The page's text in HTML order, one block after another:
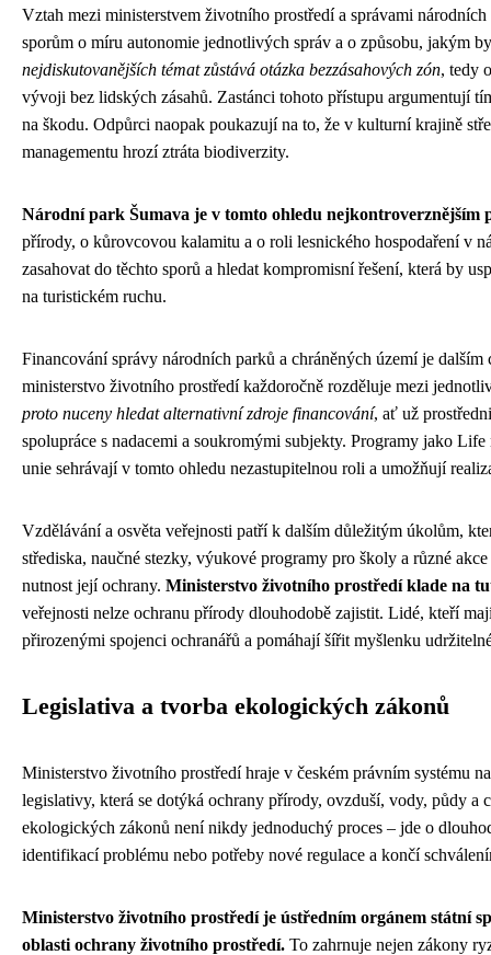
Vztah mezi ministerstvem životního prostředí a správami
sporům o míru autonomie jednotlivých správ a o způsobu, jakým
nejdiskutovanějších témat zůstává otázka bezzásahových zón, tedy
vývoji bez lidských zásahů. Zastánci tohoto přístupu argumentují
na škodu. Odpůrci naopak poukazují na to, že v kulturní krajině
managementu hrozí ztráta biodiverzity.
Národní park Šumava je v tomto ohledu nejkontroverznějším
přírody, o kůrovcovou kalamitu a o roli lesnického hospodaření v
zasahovat do těchto sporů a hledat kompromisní řešení, která by
na turistickém ruchu.
Financování správy národních parků a chráněných území je
ministerstvo životního prostředí každoročně rozděluje mezi
proto nuceny hledat alternativní zdroje financování, ať už
spolupráce s nadacemi a soukromými subjekty. Programy jako
unie sehrávají v tomto ohledu nezastupitelnou roli a umožňují
Vzdělávání a osvěta veřejnosti patří k dalším důležitým úkolům,
střediska, naučné stezky, výukové programy pro školy a různé
nutnost její ochrany. Ministerstvo životního prostředí klade na
veřejnosti nelze ochranu přírody dlouhodobě zajistit. Lidé, kteří
přirozenými spojenci ochranářů a pomáhají šířit myšlenku
Legislativa a tvorba ekologických zákonů
Ministerstvo životního prostředí hraje v českém právním systému
legislativy, která se dotýká ochrany přírody, ovzduší, vody, půdy a
ekologických zákonů není nikdy jednoduchý proces – jde o
identifikací problému nebo potřeby nové regulace a končí
Ministerstvo životního prostředí je ústředním orgánem státní
oblasti ochrany životního prostředí. To zahrnuje nejen zákony